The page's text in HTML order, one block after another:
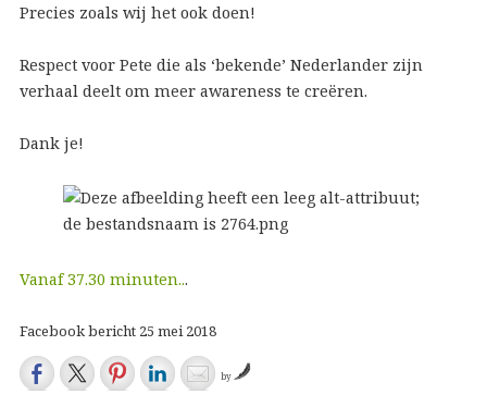
Precies zoals wij het ook doen!
Respect voor Pete die als ‘bekende’ Nederlander zijn
verhaal deelt om meer awareness te creëren.
Dank je!
Vanaf 37.30 minuten...
Facebook bericht 25 mei 2018
by